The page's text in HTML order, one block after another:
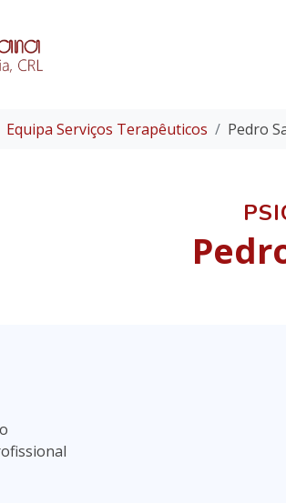
Equipa Serviços Terapêuticos Pedro